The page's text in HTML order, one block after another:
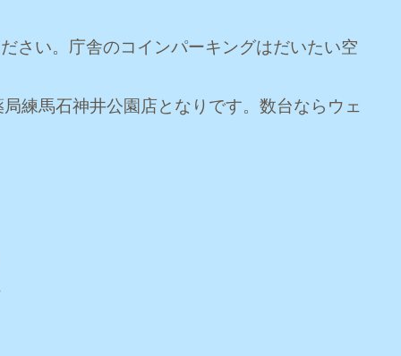
さい。庁舎のコインパーキングはだいたい空
練馬石神井公園店となりです。数台ならウェ